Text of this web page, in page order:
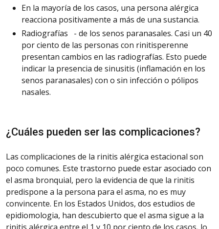
En la mayoría de los casos, una persona alérgica
reacciona positivamente a más de una sustancia.
Radiografías
- de los senos paranasales. Casi un 40
por ciento de las personas con rinitisperenne
presentan cambios en las radiografías. Esto puede
indicar la presencia de sinusitis (inflamación en los
senos paranasales) con o sin infección o pólipos
nasales.
¿Cuáles pueden ser las complicaciones?
Las complicaciones de la rinitis alérgica estacional son
poco comunes. Este trastorno puede estar asociado con
el asma bronquial, pero la evidencia de que la rinitis
predispone a la persona para el asma, no es muy
convincente. En los Estados Unidos, dos estudios de
epidiomologia, han descubierto que el asma sigue a la